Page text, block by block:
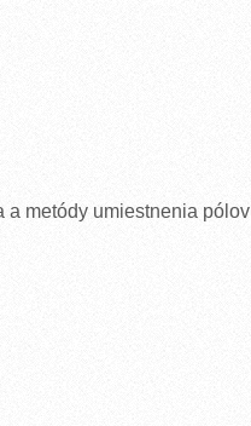
a metódy umiestnenia pólov